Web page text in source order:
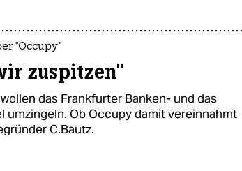
"Occupy"
zuspitzen"
das Frankfurter Banken- und das
umzingeln. Ob Occupy damit vereinnahmt
C.Bautz.